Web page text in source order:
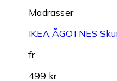
Madrasser
IKEA ÅGOTNES
fr.
499 kr